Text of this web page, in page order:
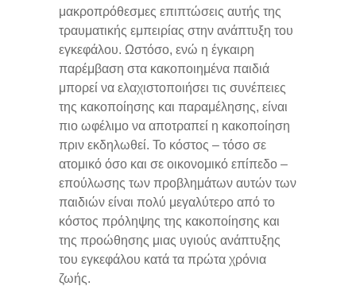
μακροπρόθεσμες επιπτώσεις αυτής της
τραυματικής εμπειρίας στην ανάπτυξη του
εγκεφάλου. Ωστόσο, ενώ η έγκαιρη
παρέμβαση στα κακοποιημένα παιδιά
μπορεί να ελαχιστοποιήσει τις συνέπειες
της κακοποίησης και παραμέλησης, είναι
πιο ωφέλιμο να αποτραπεί η κακοποίηση
πριν εκδηλωθεί. Το κόστος – τόσο σε
ατομικό όσο και σε οικονομικό επίπεδο –
επούλωσης των προβλημάτων αυτών των
παιδιών είναι πολύ μεγαλύτερο από το
κόστος πρόληψης της κακοποίησης και
της προώθησης μιας υγιούς ανάπτυξης
του εγκεφάλου κατά τα πρώτα χρόνια
ζωής.